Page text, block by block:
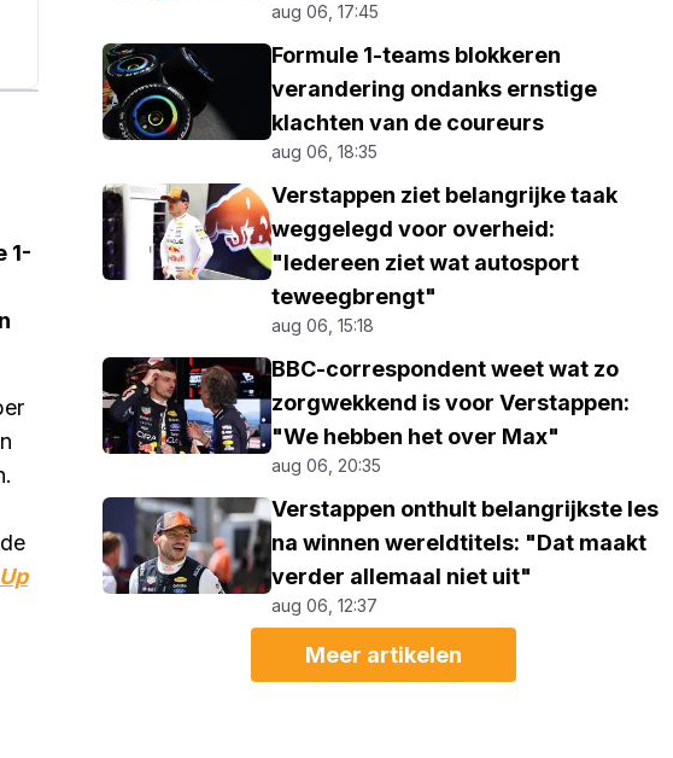
1-
Up
aug 06, 17:45
Formule 1-teams blokkeren
verandering ondanks ernstige
klachten van de coureurs
aug 06, 18:35
Verstappen ziet belangrijke taak
weggelegd voor overheid:
"Iedereen ziet wat autosport
teweegbrengt"
aug 06, 15:18
BBC-correspondent weet wat zo
zorgwekkend is voor Verstappen:
"We hebben het over Max"
aug 06, 20:35
Verstappen onthult belangrijkste les
na winnen wereldtitels: "Dat maakt
verder allemaal niet uit"
aug 06, 12:37
Meer artikelen